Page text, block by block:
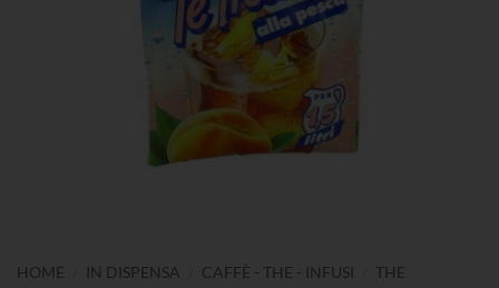
HOME IN DISPENSA CAFFÈ - THE - INFUSI THE